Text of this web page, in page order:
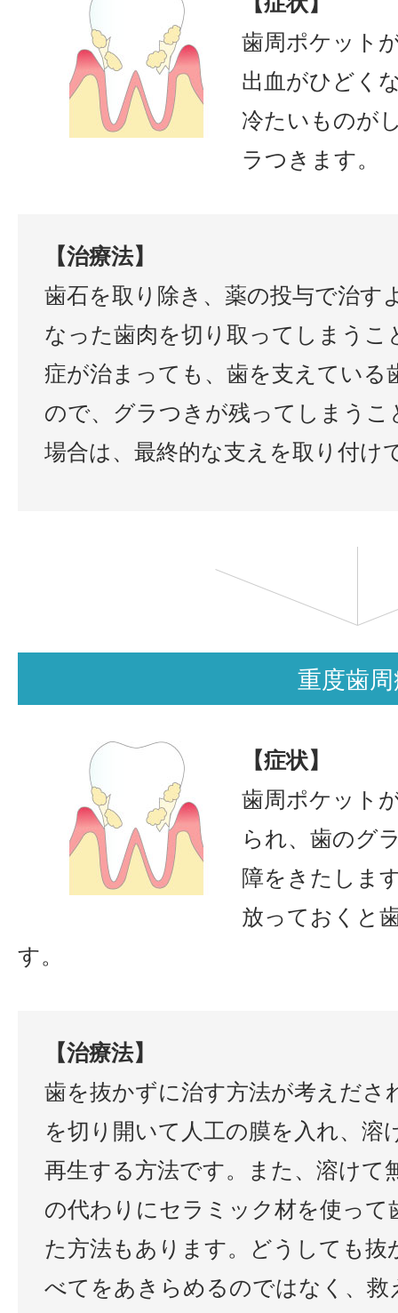
歯周ポケット
出血がひどく
冷たいものが
ラつきます。
【治療法】
歯石を取り除き、薬の投与で治す
なった歯肉を切り取ってしまう
症が治まっても、歯を支えている
ので、グラつきが残ってしまう
場合は、最終的な支えを取り付け
重度歯
【症状】
歯周ポケット
られ、歯のグ
障をきたしま
放っておくと
す。
【治療法】
歯を抜かずに治す方法が考えださ
を切り開いて人工の膜を入れ、溶
再生する方法です。また、溶けて
の代わりにセラミック材を使っ
た方法もあります。どうしても
べてをあきらめるのではなく、